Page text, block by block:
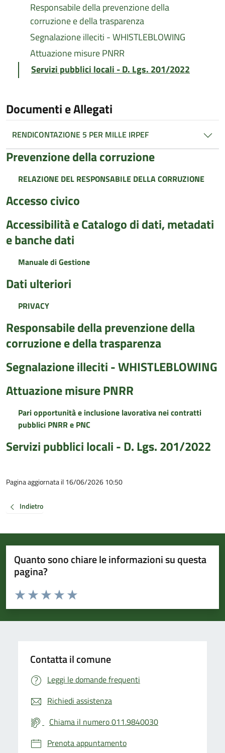
Responsabile della prevenzione della
corruzione e della trasparenza
Segnalazione illeciti - WHISTLEBLOWING
Attuazione misure PNRR
Servizi pubblici locali - D. Lgs. 201/2022
Documenti e Allegati
RENDICONTAZIONE 5 PER MILLE IRPEF
Prevenzione della corruzione
RELAZIONE DEL RESPONSABILE DELLA CORRUZIONE
Accesso civico
Accessibilità e Catalogo di dati, metadati
e banche dati
Manuale di Gestione
Dati ulteriori
PRIVACY
Responsabile della prevenzione della
corruzione e della trasparenza
Segnalazione illeciti - WHISTLEBLOWING
Attuazione misure PNRR
Pari opportunità e inclusione lavorativa nei contratti
pubblici PNRR e PNC
Servizi pubblici locali - D. Lgs. 201/2022
Pagina aggiornata il 16/06/2026 10:50
Indietro
Quanto sono chiare le informazioni su questa
pagina?
Valuta da 1 a 5 stelle la pagina
Valuta 5 stelle su 5
Valuta 4 stelle su 5
Valuta 3 stelle su 5
Valuta 2 stelle su 5
Valuta 1 stelle su 5
Contatta il comune
Leggi le domande frequenti
Richiedi assistenza
Chiama il numero 011.9840030
Prenota appuntamento